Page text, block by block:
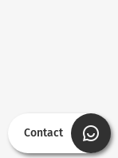
Contact